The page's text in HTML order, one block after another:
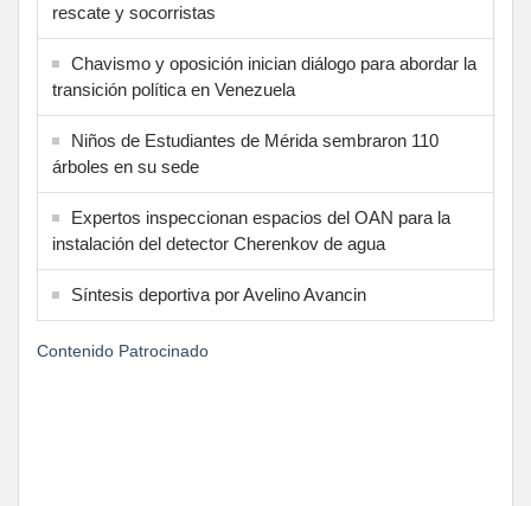
rescate y socorristas
Chavismo y oposición inician diálogo para abordar la
transición política en Venezuela
Niños de Estudiantes de Mérida sembraron 110
árboles en su sede
Expertos inspeccionan espacios del OAN para la
instalación del detector Cherenkov de agua
Síntesis deportiva por Avelino Avancin
Contenido Patrocinado